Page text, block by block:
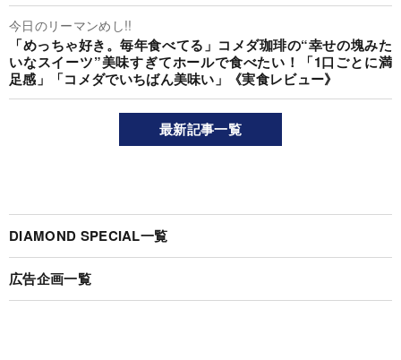
今日のリーマンめし!!
「めっちゃ好き。毎年食べてる」コメダ珈琲の“幸せの塊みた
いなスイーツ”美味すぎてホールで食べたい！「1口ごとに満
足感」「コメダでいちばん美味い」《実食レビュー》
最新記事一覧
DIAMOND SPECIAL一覧
広告企画一覧